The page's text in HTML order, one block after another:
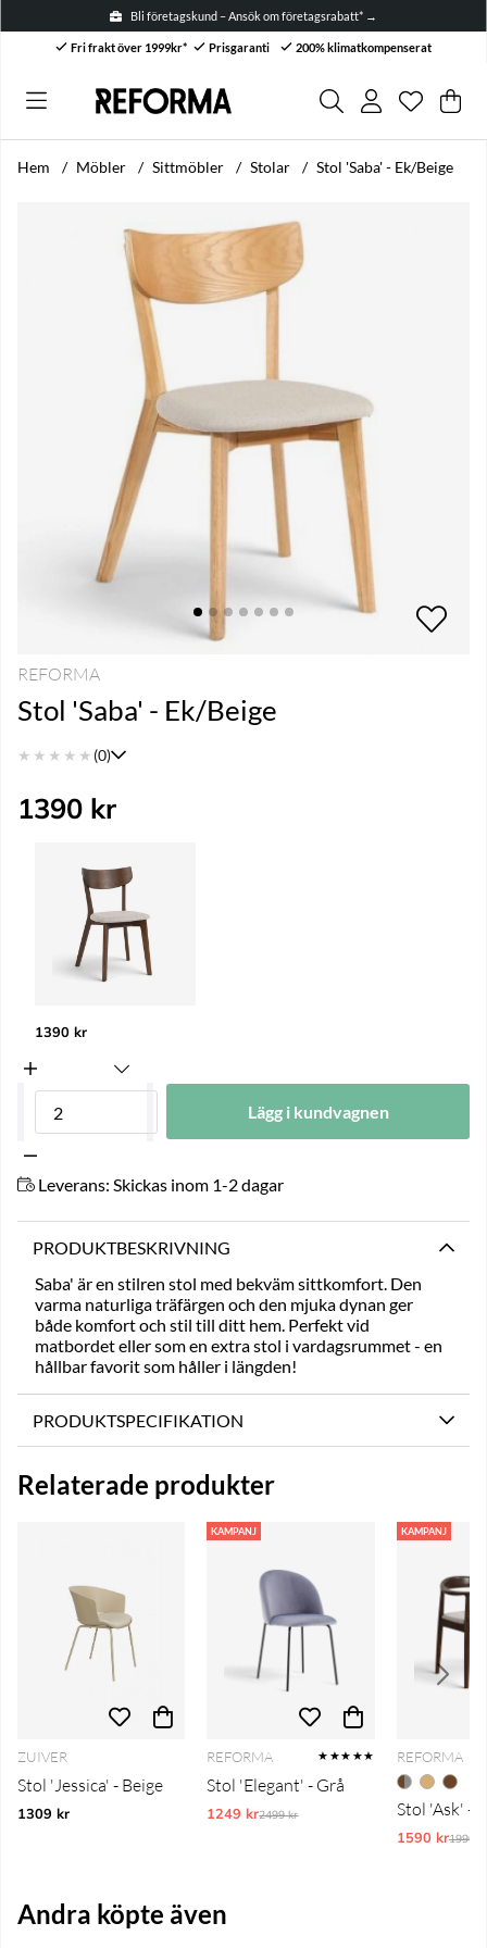
Bli företagskund – Ansök om företagsrabatt* →
Fri frakt över 1999kr* Prisgaranti 200% klimatkompenserat
Antal i
. .
Hem Möbler Sittmöbler Stolar Stol 'Saba' - Ek/Beige
REFORMA
Stol 'Saba' - Ek/Beige
★ ★ ★ ★ ★ (0)
1390 kr
1390 kr
Lägg i kundvagnen
Leverans: Skickas inom 1-2 dagar
PRODUKTBESKRIVNING
Saba' är en stilren stol med bekväm sittkomfort. Den
varma naturliga träfärgen och den mjuka dynan ger
både komfort och stil till ditt hem. Perfekt vid
matbordet eller som en extra stol i vardagsrummet - en
hållbar favorit som håller i längden!
PRODUKTSPECIFIKATION
Relaterade produkter
ZUIVER
Stol 'Jessica' - Beige
1309 kr
KAMPANJ
REFORMA ★★★★★
Stol 'Elegant' - Grå
1249 krOrdinarie pris:
2499 kr
KAMPANJ
REFORMA
Stol 'Ask' -
1590 kr1990 kr
Andra köpte även